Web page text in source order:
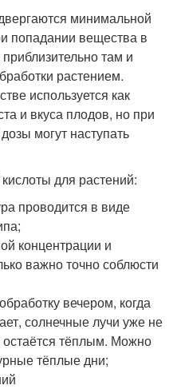
минимальной
попадании вещества в
там и
растением.
используется как
и вкуса плодов, но при
могут наступать
для растений:
проводится в виде
концентрации и
важно точно соблюсти
вечером, когда
солнечные лучи уже не
остаётся тёплым. Можно
тёплые дни;